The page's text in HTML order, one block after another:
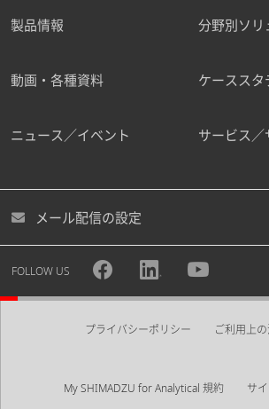
製品情報 分野別ソリ
動画・各種資料 ケーススタ
ニュース／イベント サービス／
メール配信の設定
FOLLOW US
プライバシーポリシー ご利用上
My SHIMADZU for Analytical 規約 サ